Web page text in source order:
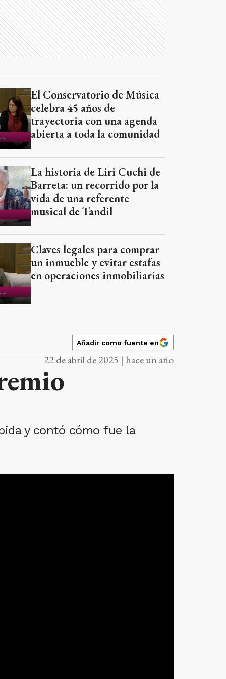
El Conservatorio de Música
celebra 45 años de
trayectoria con una agenda
abierta a toda la comunidad
La historia de Liri Cuchi de
Barreta: un recorrido por la
vida de una referente
musical de Tandil
Claves legales para comprar
un inmueble y evitar estafas
en operaciones inmobiliarias
Añadir como fuente en
22 de abril de 2025 | hace un año
y contó cómo fue la